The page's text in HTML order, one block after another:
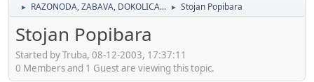
► RAZONODA, ZABAVA, DOKOLICA... ► Stojan Popibara
Stojan Popibara
Started by Truba, 08-12-2003, 17:37:11
0 Members and 1 Guest are viewing this topic.